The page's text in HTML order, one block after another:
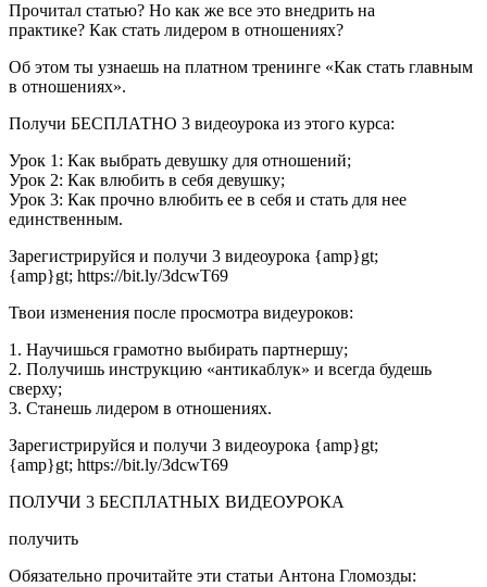
Прочитал статью? Но как же все это внедрить на
практике? Как стать лидером в отношениях?
Об этом ты узнаешь на платном тренинге «Как стать главным
в отношениях».
Получи БЕСПЛАТНО 3 видеоурока из этого курса:
Урок 1: Как выбрать девушку для отношений;
Урок 2: Как влюбить в себя девушку;
Урок 3: Как прочно влюбить ее в себя и стать для нее
единственным.
Зарегистрируйся и получи 3 видеоурока {amp}gt;
{amp}gt; https://bit.ly/3dcwT69
Твои изменения после просмотра видеуроков:
1. Научишься грамотно выбирать партнершу;
2. Получишь инструкцию «антикаблук» и всегда будешь
сверху;
3. Станешь лидером в отношениях.
Зарегистрируйся и получи 3 видеоурока {amp}gt;
{amp}gt; https://bit.ly/3dcwT69
ПОЛУЧИ 3 БЕСПЛАТНЫХ ВИДЕОУРОКА
получить
Обязательно прочитайте эти статьи Антона Гломозды: